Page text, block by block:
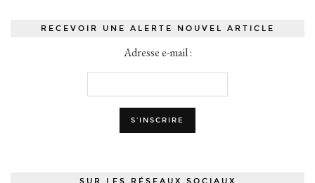
RECEVOIR UNE ALERTE NOUVEL ARTICLE
Adresse e-mail :
SUR LES RÉSEAUX SOCIAUX